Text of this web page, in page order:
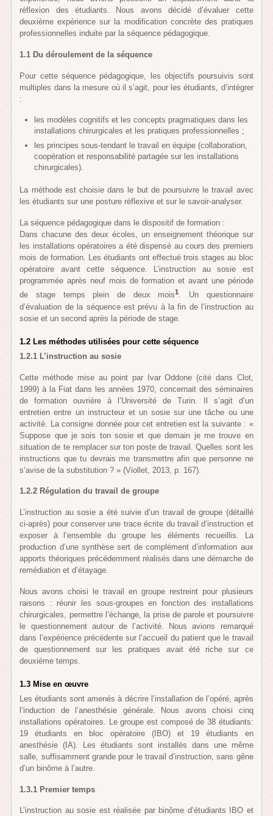
réflexion des étudiants. Nous avons décidé d’évaluer cette
deuxième expérience sur la modification concrète des pratiques
professionnelles induite par la séquence pédagogique.
1.1 Du déroulement de la séquence
Pour cette séquence pédagogique, les objectifs poursuivis sont
multiples dans la mesure où il s’agit, pour les étudiants, d’intégrer
:
les modèles cognitifs et les concepts pragmatiques dans les
installations chirurgicales et les pratiques professionnelles ;
les principes sous-tendant le travail en équipe (collaboration,
coopération et responsabilité partagée sur les installations
chirurgicales).
La méthode est choisie dans le but de poursuivre le travail avec
les étudiants sur une posture réflexive et sur le savoir-analyser.
La séquence pédagogique dans le dispositif de formation :
Dans chacune des deux écoles, un enseignement théorique sur
les installations opératoires a été dispensé au cours des premiers
mois de formation. Les étudiants ont effectué trois stages au bloc
opératoire avant cette séquence. L’instruction au sosie est
programmée après neuf mois de formation et avant une période
de stage temps plein de deux mois1. Un questionnaire
d’évaluation de la séquence est prévu à la fin de l’instruction au
sosie et un second après la période de stage.
1.2 Les méthodes utilisées pour cette séquence
1.2.1 L’instruction au sosie
Cette méthode mise au point par Ivar Oddone (cité dans Clot,
1999) à la Fiat dans les années 1970, concernait des séminaires
de formation ouvrière à l’Université de Turin. Il s’agit d’un
entretien entre un instructeur et un sosie sur une tâche ou une
activité. La consigne donnée pour cet entretien est la suivante : «
Suppose que je sois ton sosie et que demain je me trouve en
situation de te remplacer sur ton poste de travail. Quelles sont les
instructions que tu devrais me transmettre afin que personne ne
s’avise de la substitution ? » (Viollet, 2013, p. 167).
1.2.2 Régulation du travail de groupe
L’instruction au sosie a été suivie d’un travail de groupe (détaillé
ci-après) pour conserver une trace écrite du travail d’instruction et
exposer à l’ensemble du groupe les éléments recueillis. La
production d’une synthèse sert de complément d’information aux
apports théoriques précédemment réalisés dans une démarche de
remédiation et d’étayage.
Nous avons choisi le travail en groupe restreint pour plusieurs
raisons : réunir les sous-groupes en fonction des installations
chirurgicales, permettre l’échange, la prise de parole et poursuivre
le questionnement autour de l’activité. Nous avions remarqué
dans l’expérience précédente sur l’accueil du patient que le travail
de questionnement sur les pratiques avait été riche sur ce
deuxième temps.
1.3 Mise en œuvre
Les étudiants sont amenés à décrire l’installation de l’opéré, après
l’induction de l’anesthésie générale. Nous avons choisi cinq
installations opératoires. Le groupe est composé de 38 étudiants:
19 étudiants en bloc opératoire (IBO) et 19 étudiants en
anesthésie (IA). Les étudiants sont installés dans une même
salle, suffisamment grande pour le travail d’instruction, sans gêne
d’un binôme à l’autre.
1.3.1 Premier temps
L’instruction au sosie est réalisée par binôme d’étudiants IBO et